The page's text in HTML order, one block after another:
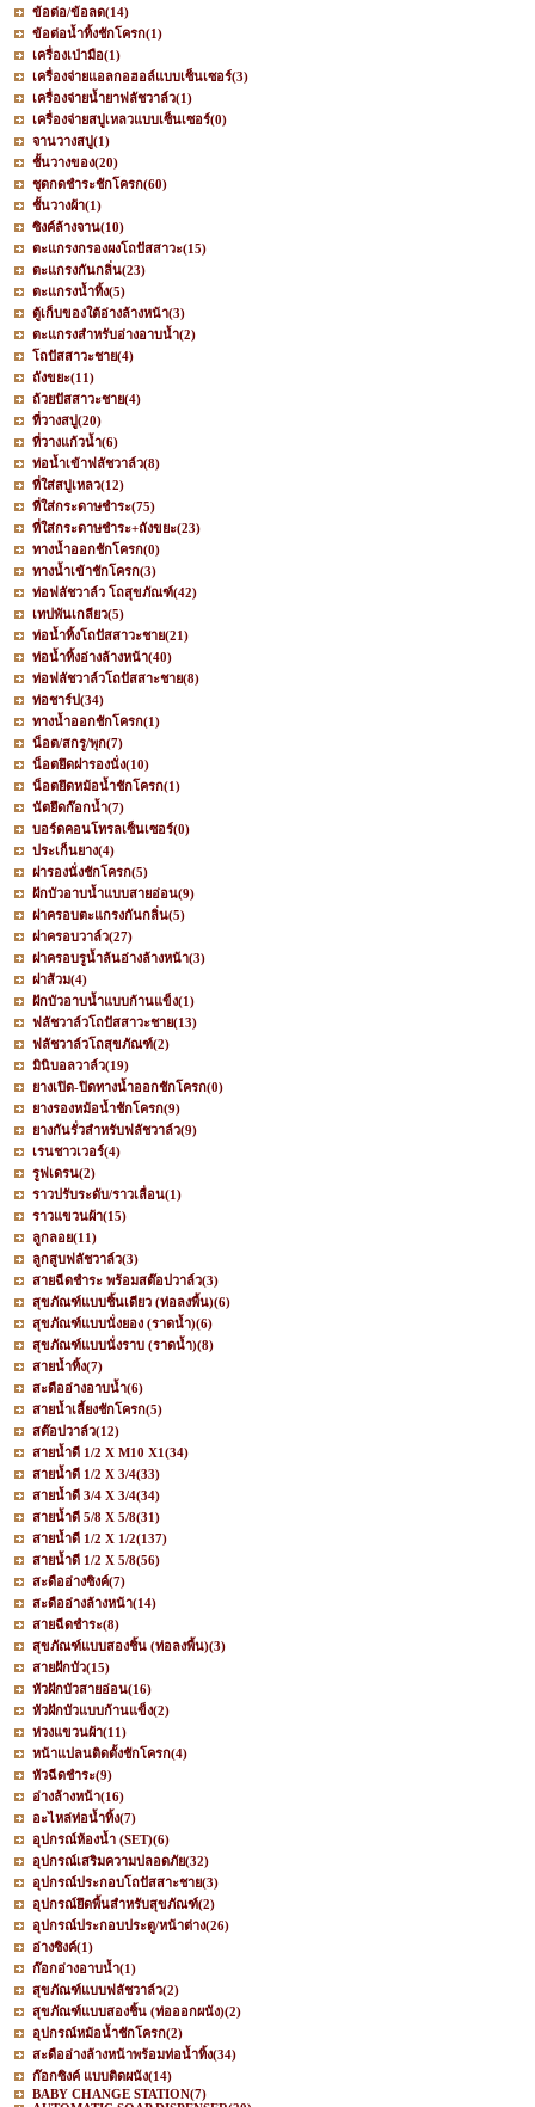
ข้อต่อ/ข้อลด(14)
ข้อต่อน้ำทิ้งชักโครก(1)
เครื่องเป่ามือ(1)
เครื่องจ่ายแอลกอฮอล์แบบเซ็นเซอร์(3)
เครื่องจ่ายน้ำยาฟลัชวาล์ว(1)
เครื่องจ่ายสบู่เหลวแบบเซ็นเซอร์(0)
จานวางสบู่(1)
ชั้นวางของ(20)
ชุดกดชำระชักโครก(60)
ชั้นวางผ้า(1)
ซิงค์ล้างจาน(10)
ตะแกรงกรองผงโถปัสสาวะ(15)
ตะแกรงกันกลิ่น(23)
ตะแกรงน้ำทิ้ง(5)
ตู้เก็บของใต้อ่างล้างหน้า(3)
ตะแกรงสำหรับอ่างอาบน้ำ(2)
โถปัสสาวะชาย(4)
ถังขยะ(11)
ถ้วยปัสสาวะชาย(4)
ที่วางสบู่(20)
ที่วางแก้วน้ำ(6)
ท่อน้ำเข้าฟลัชวาล์ว(8)
ที่ใส่สบู่เหลว(12)
ที่ใส่กระดาษชำระ(75)
ที่ใส่กระดาษชำระ+ถังขยะ(23)
ทางน้ำออกชักโครก(0)
ทางน้ำเข้าชักโครก(3)
ท่อฟลัชวาล์ว โถสุขภัณฑ์(42)
เทปพันเกลียว(5)
ท่อน้ำทิ้งโถปัสสาวะชาย(21)
ท่อน้ำทิ้งอ่างล้างหน้า(40)
ท่อฟลัชวาล์วโถปัสสาะชาย(8)
ท่อชาร์ป(34)
ทางน้ำออกชักโครก(1)
น็อต/สกรู/พุก(7)
น็อตยึดฝารองนั่ง(10)
น็อตยึดหม้อน้ำชักโครก(1)
นัตยึดก๊อกน้ำ(7)
บอร์ดคอนโทรลเซ็นเซอร์(0)
ประเก็นยาง(4)
ฝารองนั่งชักโครก(5)
ฝักบัวอาบน้ำแบบสายอ่อน(9)
ฝาครอบตะแกรงกันกลิ่น(5)
ฝาครอบวาล์ว(27)
ฝาครอบรูน้ำล้นอ่างล้างหน้า(3)
ฝาส้วม(4)
ฝักบัวอาบน้ำแบบก้านแข็ง(1)
ฟลัชวาล์วโถปัสสาวะชาย(13)
ฟลัชวาล์วโถสุขภัณฑ์(2)
มินิบอลวาล์ว(19)
ยางเปิด-ปิดทางน้ำออกชักโครก(0)
ยางรองหม้อน้ำชักโครก(9)
ยางกันรั่วสำหรับฟลัชวาล์ว(9)
เรนชาวเวอร์(4)
รูฟเดรน(2)
ราวปรับระดับ/ราวเลื่อน(1)
ราวแขวนผ้า(15)
ลูกลอย(11)
ลูกสูบฟลัชวาล์ว(3)
สายฉีดชำระ พร้อมสต๊อปวาล์ว(3)
สุขภัณฑ์แบบชิ้นเดียว (ท่อลงพื้น)(6)
สุขภัณฑ์แบบนั่งยอง (ราดน้ำ)(6)
สุขภัณฑ์แบบนั่งราบ (ราดน้ำ)(8)
สายน้ำทิ้ง(7)
สะดืออ่างอาบน้ำ(6)
สายน้ำเลี้ยงชักโครก(5)
สต๊อปวาล์ว(12)
สายน้ำดี 1/2 X M10 X1(34)
สายน้ำดี 1/2 X 3/4(33)
สายน้ำดี 3/4 X 3/4(34)
สายน้ำดี 5/8 X 5/8(31)
สายน้ำดี 1/2 X 1/2(137)
สายน้ำดี 1/2 X 5/8(56)
สะดืออ่างซิงค์(7)
สะดืออ่างล้างหน้า(14)
สายฉีดชำระ(8)
สุขภัณฑ์แบบสองชิ้น (ท่อลงพื้น)(3)
สายฝักบัว(15)
หัวฝักบัวสายอ่อน(16)
หัวฝักบัวแบบก้านแข็ง(2)
ห่วงแขวนผ้า(11)
หน้าแปลนติดตั้งชักโครก(4)
หัวฉีดชำระ(9)
อ่างล้างหน้า(16)
อะไหล่ท่อน้ำทิ้ง(7)
อุปกรณ์ห้องน้ำ (SET)(6)
อุปกรณ์เสริมความปลอดภัย(32)
อุปกรณ์ประกอบโถปัสสาะชาย(3)
อุปกรณ์ยึดพื้นสำหรับสุขภัณฑ์(2)
อุปกรณ์ประกอบประตู/หน้าต่าง(26)
อ่างซิงค์(1)
ก๊อกอ่างอาบน้ำ(1)
สุขภัณฑ์แบบฟลัชวาล์ว(2)
สุขภัณฑ์แบบสองชิ้น (ท่อออกผนัง)(2)
อุปกรณ์หม้อน้ำชักโครก(2)
สะดืออ่างล้างหน้าพร้อมท่อน้ำทิ้ง(34)
ก๊อกซิงค์ แบบติดผนัง(14)
BABY CHANGE STATION(7)